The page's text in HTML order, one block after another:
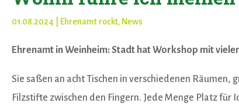
01.08.2024 Ehrenamt rockt, News
Ehrenamt in Weinheim: Stadt hat Workshop mit
Sie saßen an acht Tischen in verschiedenen
Filzstifte zwischen den Fingern. Jede Menge Platz